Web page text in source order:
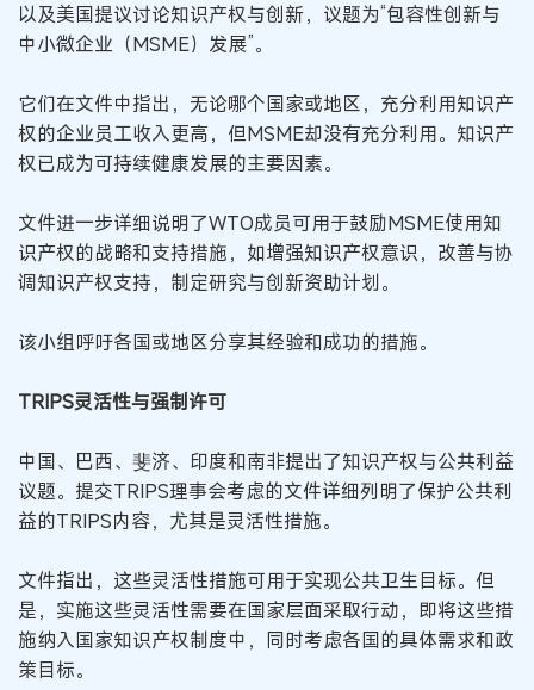
以及美国提议讨论知识产权与创新，议题为“包容性创新与
中小微企业（MSME）发展”。
它们在文件中指出，无论哪个国家或地区，充分利用知识产
权的企业员工收入更高，但MSME却没有充分利用。知识产
权已成为可持续健康发展的主要因素。
文件进一步详细说明了WTO成员可用于鼓励MSME使用知
识产权的战略和支持措施，如增强知识产权意识，改善与协
调知识产权支持，制定研究与创新资助计划。
该小组呼吁各国或地区分享其经验和成功的措施。
TRIPS灵活性与强制许可
中国、巴西、斐济、印度和南非提出了知识产权与公共利益
议题。提交TRIPS理事会考虑的文件详细列明了保护公共利
益的TRIPS内容，尤其是灵活性措施。
文件指出，这些灵活性措施可用于实现公共卫生目标。但
是，实施这些灵活性需要在国家层面采取行动，即将这些措
施纳入国家知识产权制度中，同时考虑各国的具体需求和政
策目标。